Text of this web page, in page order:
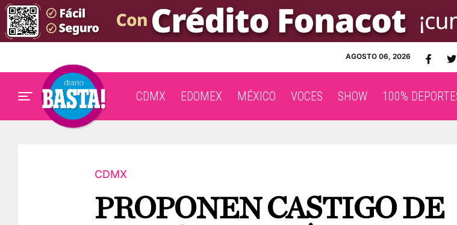
AGOSTO 06, 2026
CDMX EDOMEX MÉXICO VOCES SHOW 100%
CDMX
PROPONEN CASTIGO DE